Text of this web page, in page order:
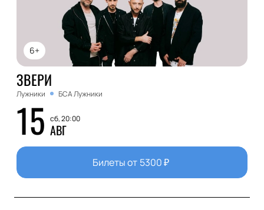
6+
ЗВЕРИ
Лужники БСА Лужники
15 сб, 20:00
АВГ
Билеты от 5300₽